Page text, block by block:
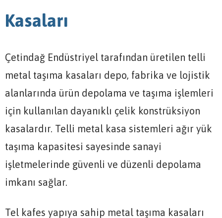
Kasaları
Çetindağ Endüstriyel tarafından üretilen telli
metal taşıma kasaları depo, fabrika ve lojistik
alanlarında ürün depolama ve taşıma işlemleri
için kullanılan dayanıklı çelik konstrüksiyon
kasalardır. Telli metal kasa sistemleri ağır yük
taşıma kapasitesi sayesinde sanayi
işletmelerinde güvenli ve düzenli depolama
imkanı sağlar.
Tel kafes yapıya sahip metal taşıma kasaları